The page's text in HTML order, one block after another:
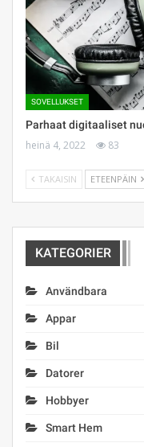
SOVELLUKSET
Parhaat digitaaliset
heinä 4, 2022 83
TAKAISIN ETEENPÄIN
KATEGORIER
Användbara
Appar
Bil
Datorer
Hobbyer
Smart Hem